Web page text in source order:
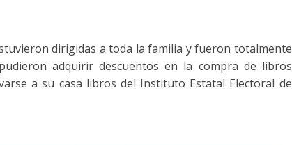
dirigidas a toda la familia y fueron totalmente
adquirir descuentos en la compra de libros
a su casa libros del Instituto Estatal Electoral de